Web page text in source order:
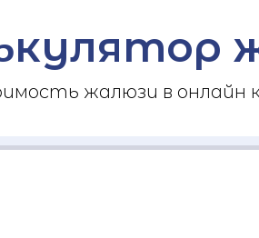
жалюзи в онлайн